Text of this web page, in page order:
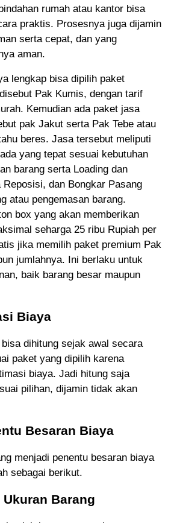
rumah atau kantor bisa
praktis. Prosesnya juga dijamin
serta cepat, dan yang
aman.
lengkap bisa dipilih paket
Pak Kumis, dengan tarif
. Kemudian ada paket jasa
pak Jakut serta Pak Tebe atau
beres. Jasa tersebut meliputi
yang tepat sesuai kebutuhan
barang serta Loading dan
Reposisi, dan Bongkar Pasang
atau pengemasan barang.
box yang akan memberikan
seharga 25 ribu Rupiah per
jika memilih paket premium Pak
jumlahnya. Ini berlaku untuk
baik barang besar maupun
Biaya
dihitung sejak awal secara
paket yang dipilih karena
biaya. Jadi hitung saja
pilihan, dijamin tidak akan
Besaran Biaya
menjadi penentu besaran biaya
sebagai berikut.
Barang